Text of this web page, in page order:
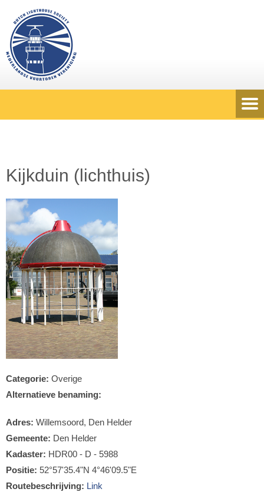
Kijkduin (lichthuis)
Categorie: Overige
Alternatieve benaming:
Adres: Willemsoord, Den Helder
Gemeente: Den Helder
Kadaster: HDR00 - D - 5988
Positie: 52°57'35.4"N 4°46'09.5"E
Routebeschrijving: Link